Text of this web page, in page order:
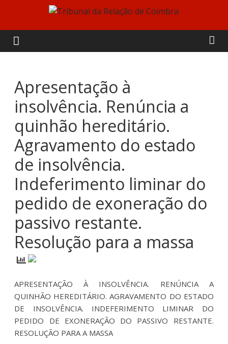
content
Tribunal
da
Relação
de
Coimbra
Apresentação à
insolvência. Renúncia a
quinhão hereditário.
Agravamento do estado
de insolvência.
Indeferimento liminar do
pedido de exoneração do
passivo restante.
Resolução para a massa
APRESENTAÇÃO À INSOLVÊNCIA. RENÚNCIA A
QUINHÃO HEREDITÁRIO. AGRAVAMENTO DO ESTADO
DE INSOLVÊNCIA. INDEFERIMENTO LIMINAR DO
PEDIDO DE EXONERAÇÃO DO PASSIVO RESTANTE.
RESOLUÇÃO PARA A MASSA